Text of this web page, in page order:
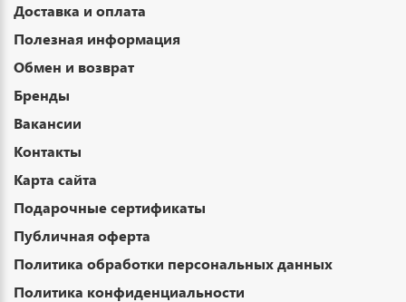
Доставка и оплата
Полезная информация
Обмен и возврат
Бренды
Вакансии
Контакты
Карта сайта
Подарочные сертификаты
Публичная оферта
Политика обработки персональных данных
Политика конфиденциальности